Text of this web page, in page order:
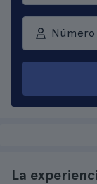
Número
La